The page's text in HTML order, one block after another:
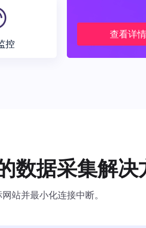
控
查看详情
数据采集解决
站并最小化连接中断。